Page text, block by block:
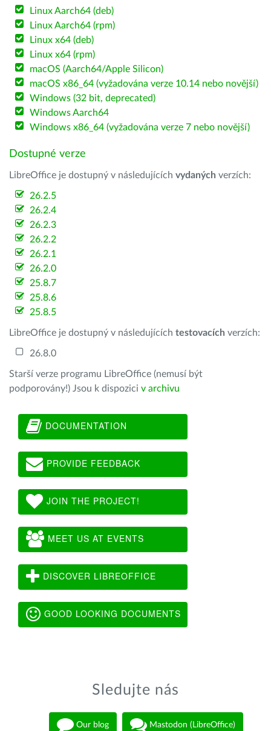
Linux Aarch64 (deb)
Linux Aarch64 (rpm)
Linux x64 (deb)
Linux x64 (rpm)
macOS (Aarch64/Apple Silicon)
macOS x86_64 (vyžadována verze 10.14 nebo novější)
Windows (32 bit, deprecated)
Windows Aarch64
Windows x86_64 (vyžadována verze 7 nebo novější)
Dostupné verze
LibreOffice je dostupný v následujících vydaných verzích:
26.2.5
26.2.4
26.2.3
26.2.2
26.2.1
26.2.0
25.8.7
25.8.6
25.8.5
LibreOffice je dostupný v následujících testovacích verzích:
26.8.0
Starší verze programu LibreOffice (nemusí být
podporovány!) Jsou k dispozici v archivu
DOCUMENTATION
PROVIDE FEEDBACK
JOIN THE PROJECT!
MEET US AT EVENTS
DISCOVER LIBREOFFICE
GOOD LOOKING DOCUMENTS
Sledujte nás
Our blog Mastodon (LibreOffice)